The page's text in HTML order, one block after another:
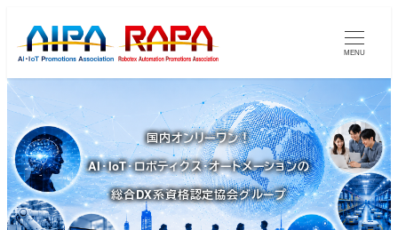
イ
ン
コ
ン
テ
ン
ツ
へ
MENU
国内オンリーワン！
AI・IoT・ロボティクス・オートメーションの
総合DX系資格認定協会グループ